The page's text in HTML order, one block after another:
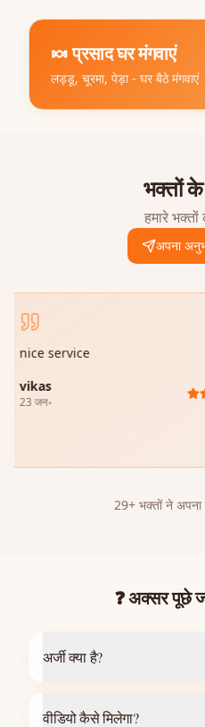
🍬प्रसाद घर मंगवाएं
लड्डू, चूरमा, पेड़ा - घर बैठे मंगवाएं
भक्तों
हमारे
अपना
nice service
vikas
23 जन॰
29+ भक्तों ने अपना
❓अक्सर पूछे
अर्जी क्या है?
वीडियो कैसे मिलेगा?